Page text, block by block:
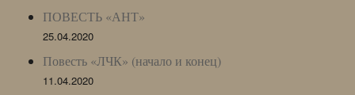
ПОВЕСТЬ «АНТ»
25.04.2020
Повесть «ЛЧК» (начало и конец)
11.04.2020